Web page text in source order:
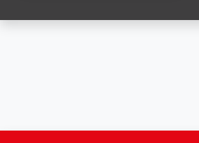
A03B
AJHUA TECHNOLOGY